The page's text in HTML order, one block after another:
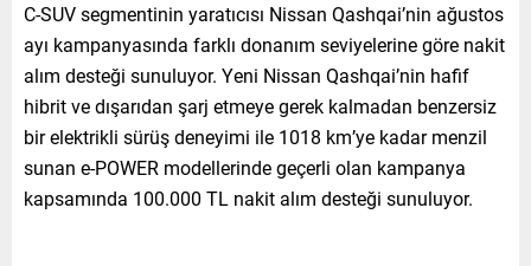
C-SUV segmentinin yaratıcısı Nissan Qashqai’nin ağustos
ayı kampanyasında farklı donanım seviyelerine göre nakit
alım desteği sunuluyor. Yeni Nissan Qashqai’nin hafif
hibrit ve dışarıdan şarj etmeye gerek kalmadan benzersiz
bir elektrikli sürüş deneyimi ile 1018 km’ye kadar menzil
sunan e-POWER modellerinde geçerli olan kampanya
kapsamında 100.000 TL nakit alım desteği sunuluyor.